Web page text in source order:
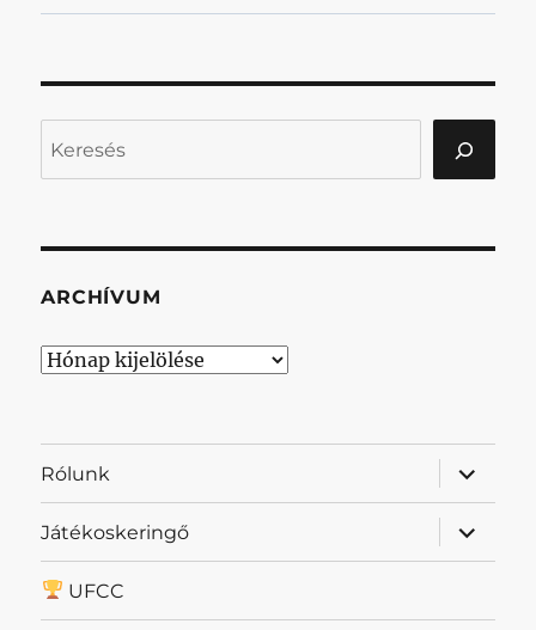
ARCHÍVUM
Archívum
Rólunk
almenü
Játékoskeringő
almenü
UFCC